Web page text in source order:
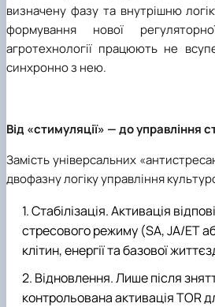
визначену фазу та внутрішню
формування нової
агротехнології працюють не
синхронно з нею.
Від «стимуляції» — до управління
Замість універсальних
двофазну логіку управління
Стабілізація. Активація
стресового режиму (SA, JA/ET
клітин, енергії та базової
Відновлення. Лише після
контрольована активація TOR